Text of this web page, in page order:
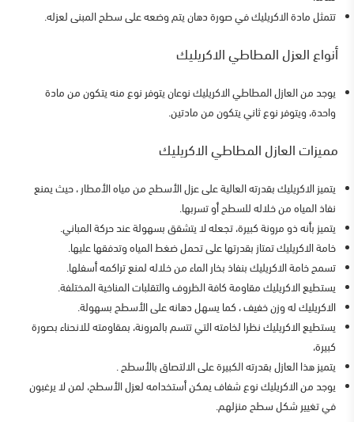
تتمثل مادة الاكريليك في صورة دهان يتم وضعه على سطح المبنى لعزله.
أنواع العزل المطاطي الاكريليك
يوجد من العازل المطاطي الاكريليك نوعان يتوفر نوع منه يتكون من مادة
واحدة، ويتوفر نوع ثاني يتكون من مادتين.
مميزات العازل المطاطي الاكريليك
يتميز الاكريليك بقدرته العالية على عزل الأسطح من مياه الأمطار ، حيث يمنع
نفاذ المياه من خلاله للسطح أو تسربها.
يتميز بأنه ذو مرونة كبيرة، تجعله لا يتشقق بسهولة عند حركة المباني.
خامة الاكريليك تمتاز بقدرتها على تحمل ضغط المياه وتدفقها عليها.
تسمح خامة الاكريليك بنفاذ بخار الماء من خلاله لمنع تراكمه أسفلها.
يستطيع الاكريليك مقاومة كافة الظروف والتقلبات المناخية المختلفة.
الاكريليك له وزن خفيف ، كما يسهل دهانه على الأسطح بسهولة.
يستطيع الاكريليك نظرا لخامته التي تتسم بالمرونة، بمقاومته للانحناء بصورة
كبيرة،
يتميز هذا العازل بقدرته الكبيرة على الالتصاق بالأسطح .
يوجد من الاكريليك نوع شفاف يمكن أستخدامه لعزل الأسطح، لمن لا يرغبون
في تغيير شكل سطح منزلهم.